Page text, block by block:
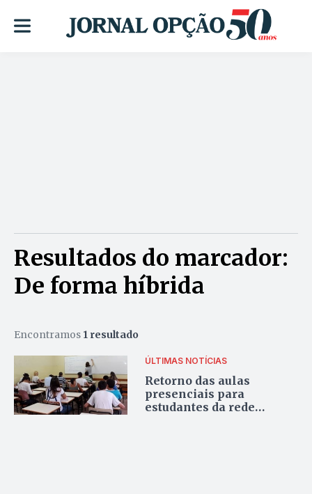
Resultados do marcador:
De forma híbrida
Encontramos 1 resultado
ÚLTIMAS NOTÍCIAS
Retorno das aulas
presenciais para
estudantes da rede